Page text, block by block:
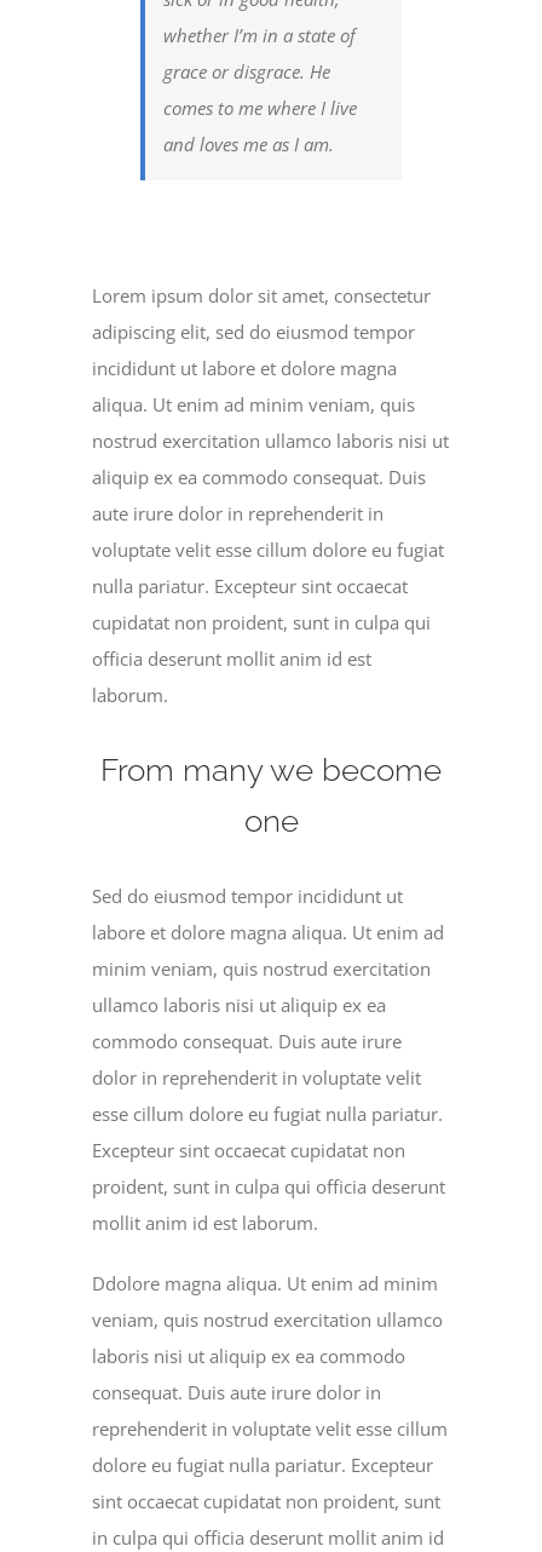
whether I’m in a state of
grace or disgrace. He
comes to me where I live
and loves me as I am.
Lorem ipsum dolor sit amet, consectetur
adipiscing elit, sed do eiusmod tempor
incididunt ut labore et dolore magna
aliqua. Ut enim ad minim veniam, quis
nostrud exercitation ullamco laboris nisi ut
aliquip ex ea commodo consequat. Duis
aute irure dolor in reprehenderit in
voluptate velit esse cillum dolore eu fugiat
nulla pariatur. Excepteur sint occaecat
cupidatat non proident, sunt in culpa qui
officia deserunt mollit anim id est
laborum.
From many we become
one
Sed do eiusmod tempor incididunt ut
labore et dolore magna aliqua. Ut enim ad
minim veniam, quis nostrud exercitation
ullamco laboris nisi ut aliquip ex ea
commodo consequat. Duis aute irure
dolor in reprehenderit in voluptate velit
esse cillum dolore eu fugiat nulla pariatur.
Excepteur sint occaecat cupidatat non
proident, sunt in culpa qui officia deserunt
mollit anim id est laborum.
Ddolore magna aliqua. Ut enim ad minim
veniam, quis nostrud exercitation ullamco
laboris nisi ut aliquip ex ea commodo
consequat. Duis aute irure dolor in
reprehenderit in voluptate velit esse cillum
dolore eu fugiat nulla pariatur. Excepteur
sint occaecat cupidatat non proident, sunt
in culpa qui officia deserunt mollit anim id